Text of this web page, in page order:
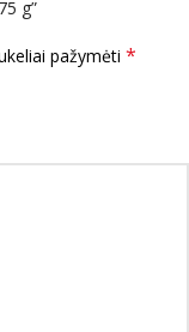
g”
pažymėti *